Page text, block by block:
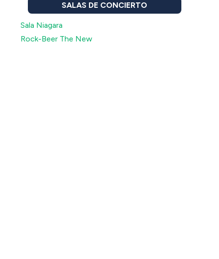
SALAS DE CONCIERTO
Sala Niagara
Rock-Beer The New